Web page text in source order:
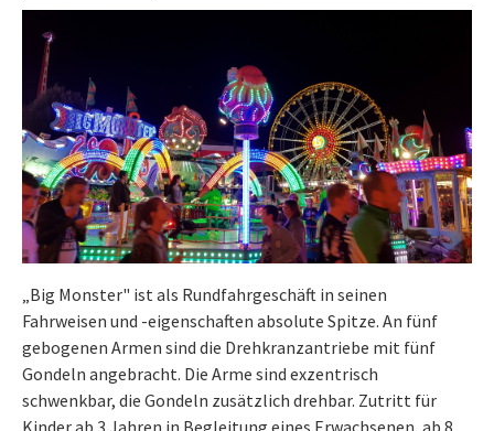
„Big Monster" ist als Rundfahrgeschäft in seinen
Fahrweisen und -eigenschaften absolute Spitze. An fünf
gebogenen Armen sind die Drehkranzantriebe mit fünf
Gondeln angebracht. Die Arme sind exzentrisch
schwenkbar, die Gondeln zusätzlich drehbar. Zutritt für
Kinder ab 3 Jahren in Begleitung eines Erwachsenen, ab 8